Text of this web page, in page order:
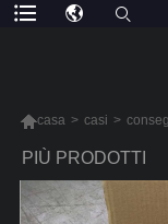
casa > casi >
PIÙ PRODOTTI